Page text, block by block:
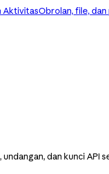
AktivitasObrolan, file,
dan kunci API